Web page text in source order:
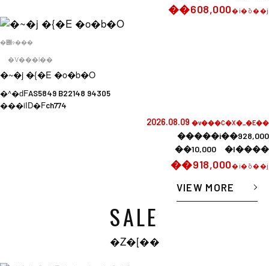
��608,000�i�ō��j
�݌ɂ���
�V���l��
�~�j �{�E �o�b�O
�^�ԁFAS5849 B22148 94305
���iID�Fch774
2026.08.09 �v���C�X�_�E��
�����i��928,000
��10,000 �l����
��918,000�i�ō��j
VIEW MORE
SALE
�Z�[��